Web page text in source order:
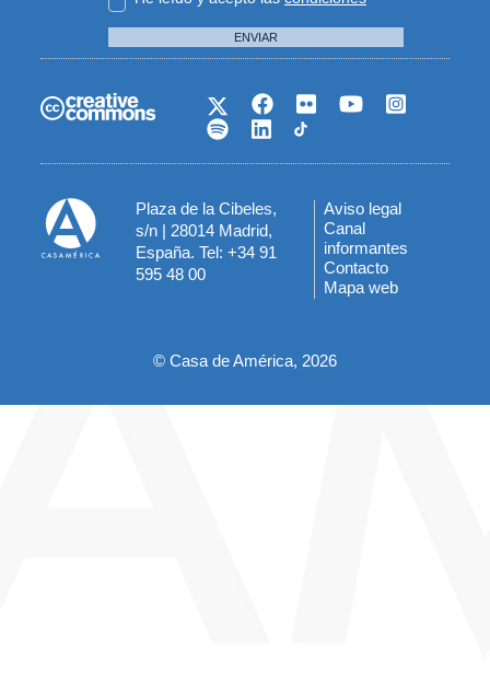
ENVIAR
Plaza de la Cibeles,
s/n | 28014 Madrid,
España. Tel: +34 91
595 48 00
Menú
del
pie
Aviso legal
Canal
informantes
Contacto
Mapa web
© Casa de América, 2026